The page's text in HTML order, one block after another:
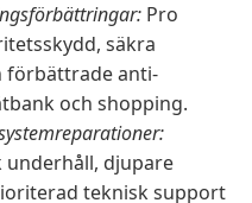
Pro
säkra
förbättrade anti-
och shopping.
underhåll, djupare
teknisk support